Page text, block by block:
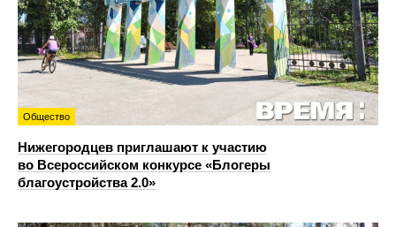
Общество
Нижегородцев приглашают к участию
во Всероссийском конкурсе «Блогеры
благоустройства 2.0»